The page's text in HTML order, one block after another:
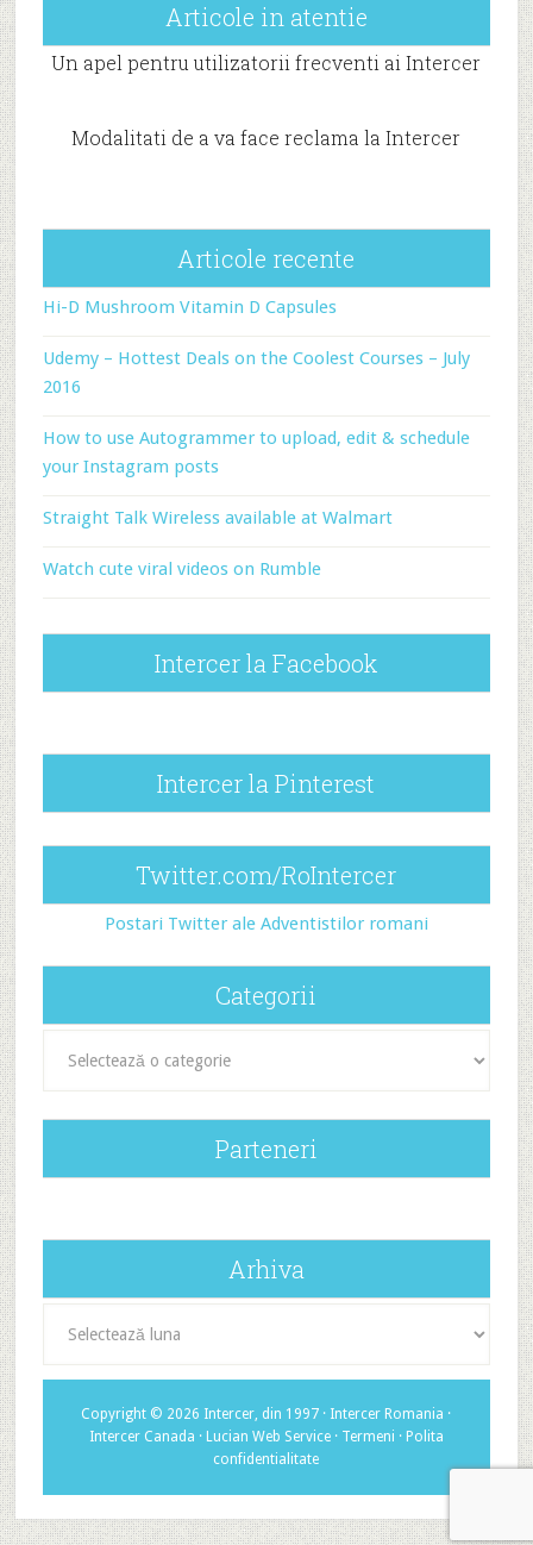
Articole in atentie
Un apel pentru utilizatorii frecventi ai Intercer
Modalitati de a va face reclama la Intercer
Articole recente
Hi-D Mushroom Vitamin D Capsules
Udemy – Hottest Deals on the Coolest Courses – July
2016
How to use Autogrammer to upload, edit & schedule
your Instagram posts
Straight Talk Wireless available at Walmart
Watch cute viral videos on Rumble
Intercer la Facebook
Intercer la Pinterest
Twitter.com/RoIntercer
Postari Twitter ale Adventistilor romani
Categorii
Parteneri
Arhiva
Copyright © 2026 Intercer, din 1997 · Intercer Romania ·
Intercer Canada · Lucian Web Service· Termeni · Polita
confidentialitate